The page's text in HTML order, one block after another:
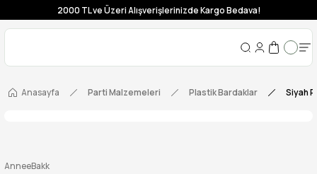
2000 TL ve Üzeri Alışverişlerinizde Kargo Bedava!
Anasayfa Parti Malzemeleri Plastik Bardaklar Siyah
AnneeBakk